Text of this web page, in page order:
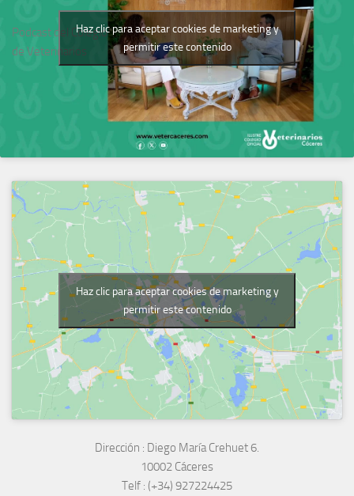
Podcast del Colegio
de Veterinarios
Haz clic para aceptar cookies de marketing y
permitir este contenido
Haz clic para aceptar cookies de marketing y
permitir este contenido
Dirección : Diego María Crehuet 6.
10002 Cáceres
Telf : (+34) 927224425